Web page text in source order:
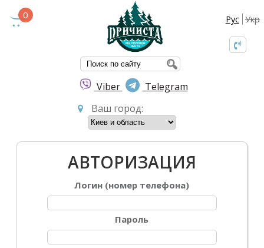
ФОРМА
Viber
Telegram
Ваш город:
АВТОРИЗАЦИЯ
Логин (номер телефона)
Пароль
0 Рус Укр